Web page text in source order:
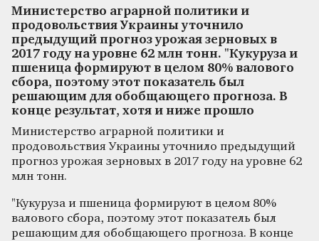
Министерство аграрной политики и
продовольствия Украины уточнило
предыдущий прогноз урожая зерновых в
2017 году на уровне 62 млн тонн. "Кукуруза и
пшеница формируют в целом 80% валового
сбора, поэтому этот показатель был
решающим для обобщающего прогноза. В
конце результат, хотя и ниже прошло
Министерство аграрной политики и
продовольствия Украины уточнило предыдущий
прогноз урожая зерновых в 2017 году на уровне 62
млн тонн.
"Кукуруза и пшеница формируют в целом 80%
валового сбора, поэтому этот показатель был
решающим для обобщающего прогноза. В конце